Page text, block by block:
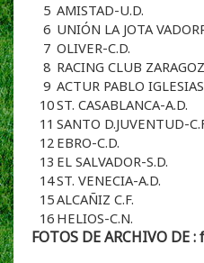
5 AMISTAD-U.D.
6 UNIÓN LA JOTA
7 OLIVER-C.D.
8 RACING CLUB
9 ACTUR PABLO
10ST. CASABLANCA-A.D.
11 SANTO D.JUVENTUD-
12 EBRO-C.D.
13 EL SALVADOR-S.D.
14ST. VENECIA-A.D.
15ALCAÑIZ C.F.
16 HELIOS-C.N.
FOTOS DE ARCHIVO